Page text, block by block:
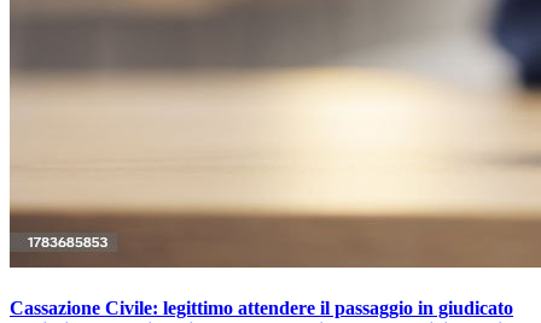
Cassazione Civile: legittimo attendere il passaggio in giudicato